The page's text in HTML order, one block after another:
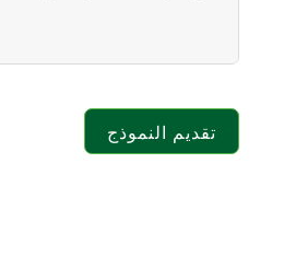
تقديم النموذج